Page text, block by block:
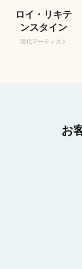
ロイ・リキテ
ンスタイン
現代アーティスト
お